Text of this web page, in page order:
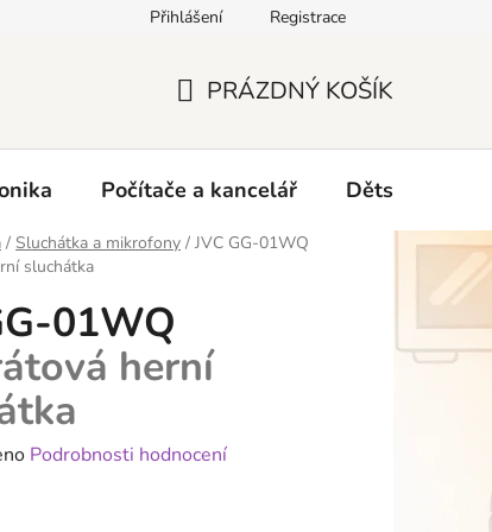
Přihlášení Registrace
KOŠÍK
PRÁZDNÝ KOŠÍK
Počítače a kancelář Dětské zboží
/ Sluchátka a mikrofony / JVC GG-01WQ
sluchátka
01WQ
herní
Podrobnosti hodnocení